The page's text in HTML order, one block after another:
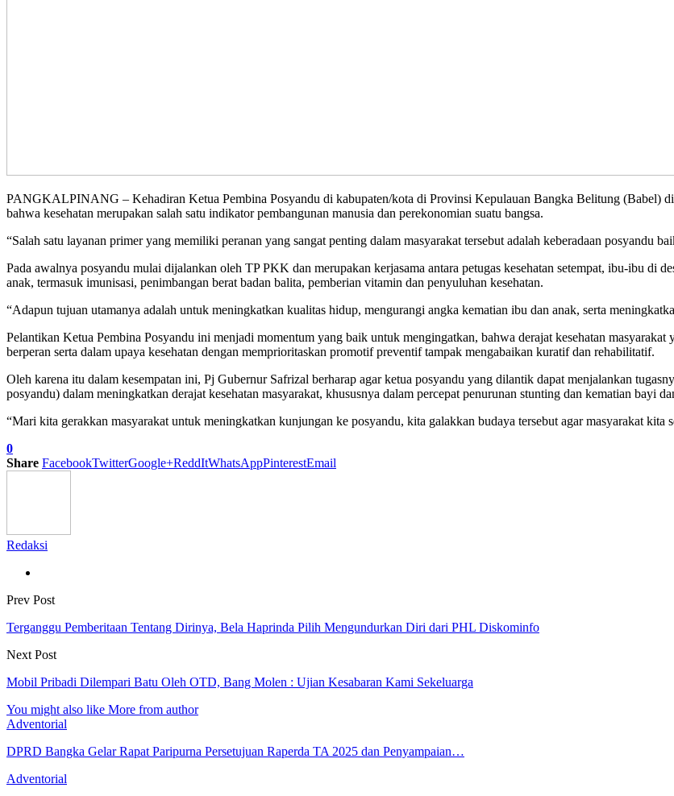
PANGKALPINANG – Kehadiran Ketua Pembina Posyandu di kabupaten/kota di Provinsi Kepulauan Bangka Belitung (Babel)
bahwa kesehatan merupakan salah satu indikator pembangunan manusia dan perekonomian suatu bangsa.
“Salah satu layanan primer yang memiliki peranan yang sangat penting dalam masyarakat tersebut adalah keberadaan posyandu
Pada awalnya posyandu mulai dijalankan oleh TP PKK dan merupakan kerjasama antara petugas kesehatan setempat, ibu-ibu di
anak, termasuk imunisasi, penimbangan berat badan balita, pemberian vitamin dan penyuluhan kesehatan.
“Adapun tujuan utamanya adalah untuk meningkatkan kualitas hidup, mengurangi angka kematian ibu dan anak, serta
Pelantikan Ketua Pembina Posyandu ini menjadi momentum yang baik untuk mengingatkan, bahwa derajat kesehatan
berperan serta dalam upaya kesehatan dengan memprioritaskan promotif preventif tampak mengabaikan kuratif dan rehabilitatif.
Oleh karena itu dalam kesempatan ini, Pj Gubernur Safrizal berharap agar ketua posyandu yang dilantik dapat menjalankan
posyandu) dalam meningkatkan derajat kesehatan masyarakat, khususnya dalam percepat penurunan stunting dan kematian bayi
“Mari kita gerakkan masyarakat untuk meningkatkan kunjungan ke posyandu, kita galakkan budaya tersebut agar masyarakat kita
0
Share FacebookTwitterGoogle+ReddItWhatsAppPinterestEmail
Redaksi
Prev Post
Terganggu Pemberitaan Tentang Dirinya, Bela Haprinda Pilih Mengundurkan Diri dari PHL Diskominfo
Next Post
Mobil Pribadi Dilempari Batu Oleh OTD, Bang Molen : Ujian Kesabaran Kami Sekeluarga
You might also like More from author
Adventorial
DPRD Bangka Gelar Rapat Paripurna Persetujuan Raperda TA 2025 dan Penyampaian…
Adventorial